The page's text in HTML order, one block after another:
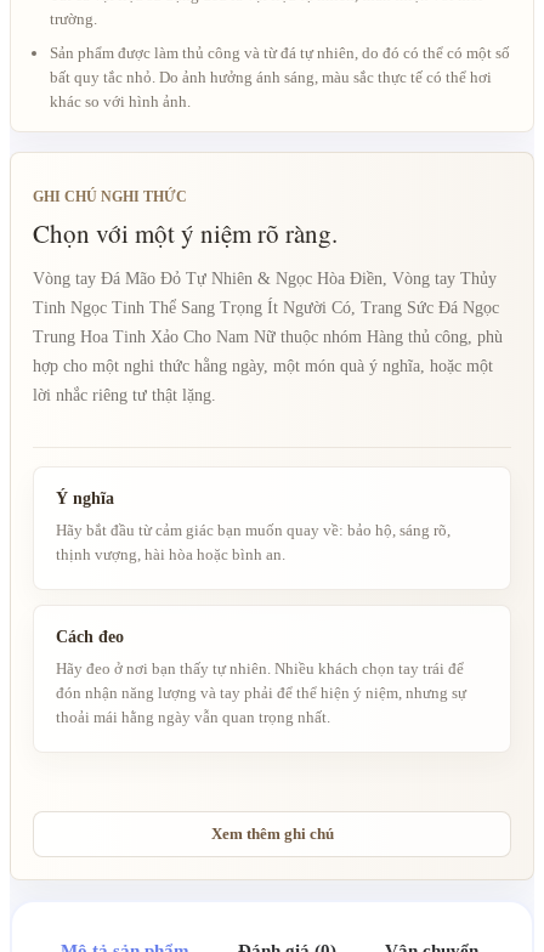
trường.
Sản phẩm được làm thủ công và từ đá tự nhiên, do đó có thể có một số
bất quy tắc nhỏ. Do ảnh hưởng ánh sáng, màu sắc thực tế có thể hơi
khác so với hình ảnh.
GHI CHÚ NGHI THỨC
Chọn với một ý niệm rõ ràng.
Vòng tay Đá Mão Đỏ Tự Nhiên & Ngọc Hòa Điền, Vòng tay Thủy
Tinh Ngọc Tinh Thể Sang Trọng Ít Người Có, Trang Sức Đá Ngọc
Trung Hoa Tinh Xảo Cho Nam Nữ thuộc nhóm Hàng thủ công, phù
hợp cho một nghi thức hằng ngày, một món quà ý nghĩa, hoặc một
lời nhắc riêng tư thật lặng.
Ý nghĩa
Hãy bắt đầu từ cảm giác bạn muốn quay về: bảo hộ, sáng rõ,
thịnh vượng, hài hòa hoặc bình an.
Cách đeo
Hãy đeo ở nơi bạn thấy tự nhiên. Nhiều khách chọn tay trái để
đón nhận năng lượng và tay phải để thể hiện ý niệm, nhưng sự
thoải mái hằng ngày vẫn quan trọng nhất.
Xem thêm ghi chú